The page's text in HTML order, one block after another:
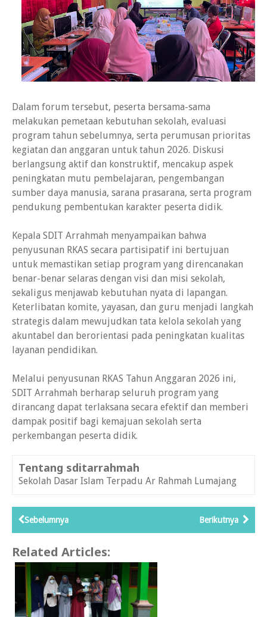
Dalam forum tersebut, peserta bersama-sama
melakukan pemetaan kebutuhan sekolah, evaluasi
program tahun sebelumnya, serta perumusan prioritas
kegiatan dan anggaran untuk tahun 2026. Diskusi
berlangsung aktif dan konstruktif, mencakup aspek
peningkatan mutu pembelajaran, pengembangan
sumber daya manusia, sarana prasarana, serta program
pendukung pembentukan karakter peserta didik.
Kepala SDIT Arrahmah menyampaikan bahwa
penyusunan RKAS secara partisipatif ini bertujuan
untuk memastikan setiap program yang direncanakan
benar-benar selaras dengan visi dan misi sekolah,
sekaligus menjawab kebutuhan nyata di lapangan.
Keterlibatan komite, yayasan, dan guru menjadi langkah
strategis dalam mewujudkan tata kelola sekolah yang
akuntabel dan berorientasi pada peningkatan kualitas
layanan pendidikan.
Melalui penyusunan RKAS Tahun Anggaran 2026 ini,
SDIT Arrahmah berharap seluruh program yang
dirancang dapat terlaksana secara efektif dan memberi
dampak positif bagi kemajuan sekolah serta
perkembangan peserta didik.
Tentang sditarrahmah
Sekolah Dasar Islam Terpadu Ar Rahmah Lumajang
Berikutnya
Sebelumnya
Related Articles: